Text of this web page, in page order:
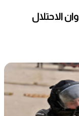
الاحتلال